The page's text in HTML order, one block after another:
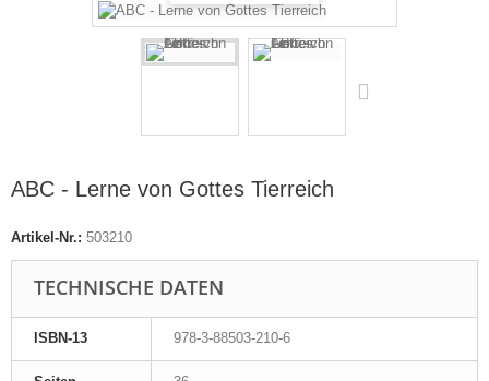
ABC - Lerne von Gottes Tierreich
Artikel-Nr.: 503210
TECHNISCHE DATEN
ISBN-13 978-3-88503-210-6